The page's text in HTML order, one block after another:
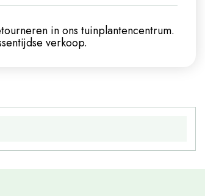
in ons tuinplantencentrum.
verkoop.